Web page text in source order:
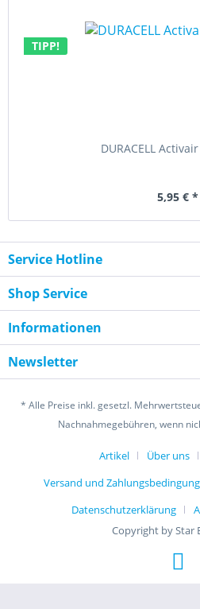
TIPP!
DURACELL
5,95 € *
Service Hotline
Shop Service
Informationen
Newsletter
* Alle Preise inkl. gesetzl.
Nachnahmegebühren, wenn
Artikel Über uns
Versand und
Datenschutzerklärung
Copyright by Star